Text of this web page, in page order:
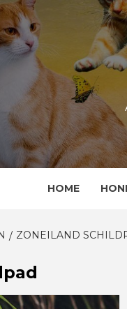
HOME
ZONEILAND